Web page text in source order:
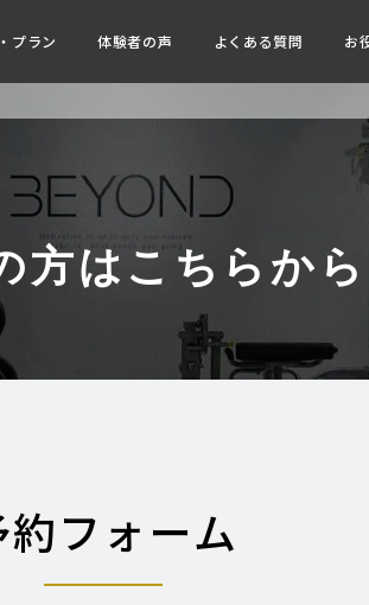
プラン 体験者の声 よくある質問 お
方はこちらから
約フォーム